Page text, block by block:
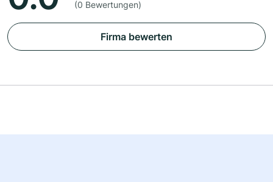
(0 Bewertungen)
Firma bewerten